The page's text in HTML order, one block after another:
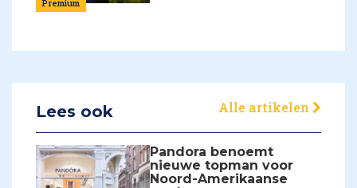
Premium
Lees ook Alle artikelen
Pandora benoemt
nieuwe topman voor
Noord-Amerikaanse